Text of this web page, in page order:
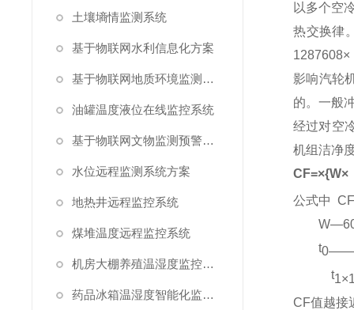
土壤墒情监测系统
基于物联网水利信息化方案
基于物联网地质环境监测预警方案
油罐温度液位在线监控系统
基于物联网文物监测预警解决方案
水位远程监测系统方案
地热井远程监控系统
煤堆温度远程监控系统
机房大棚养殖温湿度监控系统
药品冰箱温湿度智能化监控系统方案
以多个空
热交换律
1287608×
影响汽轮
的。一般
经过对空
机组洁净
CF=×{W×
公式中
t0——
t
CF值越接